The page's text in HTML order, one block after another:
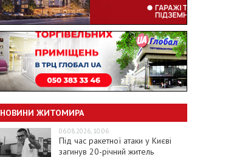
НОВИНИ ЖИТОМИРА
06.08.2026, 10:06
Під час ракетної атаки у Києві
загинув 20-річний житель